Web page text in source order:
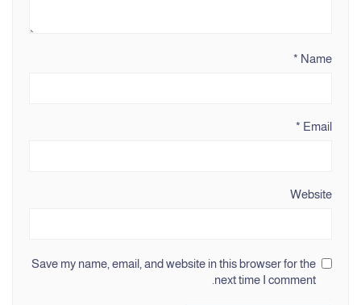
Name
*
Email
*
Website
Save my name, email, and website in this browser for the
next time I comment.